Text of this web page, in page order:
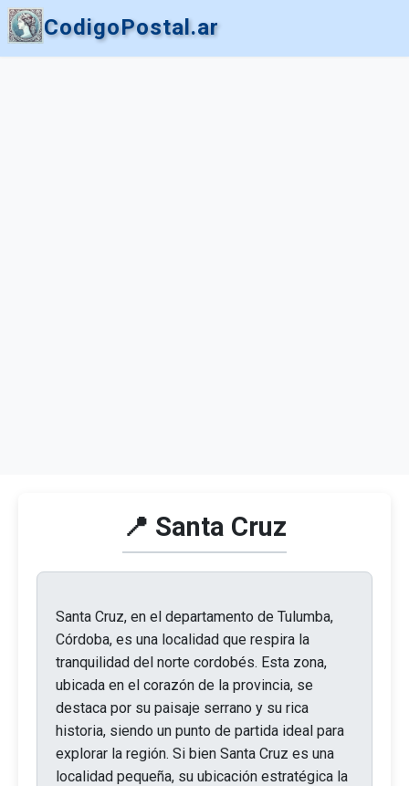
CodigoPostal.ar
📍 Santa Cruz
Santa Cruz, en el departamento de Tulumba,
Córdoba, es una localidad que respira la
tranquilidad del norte cordobés. Esta zona,
ubicada en el corazón de la provincia, se
destaca por su paisaje serrano y su rica
historia, siendo un punto de partida ideal para
explorar la región. Si bien Santa Cruz es una
localidad pequeña, su ubicación estratégica la